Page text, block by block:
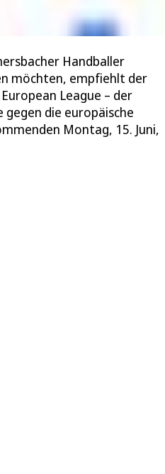
Handballer
möchten, empfiehlt der
League – der
die europäische
Montag, 15. Juni,